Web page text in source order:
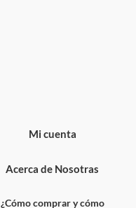
Mi cuenta
Acerca de Nosotras
¿Cómo comprar y cómo